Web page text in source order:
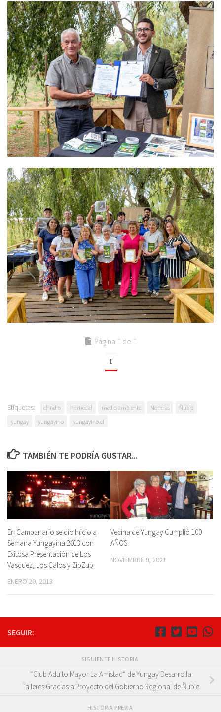
Página 1 de 1
1
Etiquetas: el indio humedal medio ambiente Noticias
Ñuble
yungay
yungayino yungayino.cl
TAMBIÉN TE PODRÍA GUSTAR...
En Campanario se dio Inicio a
Semana Yungayina 2013 con
Exitosa Presentación de Los
Vasquez, Los Galos y ZipZup
ENERO 20, 2013
Vecina de Yungay Cumplió 100
AÑOS
NOVIEMBRE 9, 2021
SEGUIR:
SIGUIENTE HISTORIA
“Club Adulto Mayor La Amistad” de Yungay Desarrolla
Talleres Gracias a Proyecto del Gobierno Regional de Ñuble
HISTORIA PREVIA